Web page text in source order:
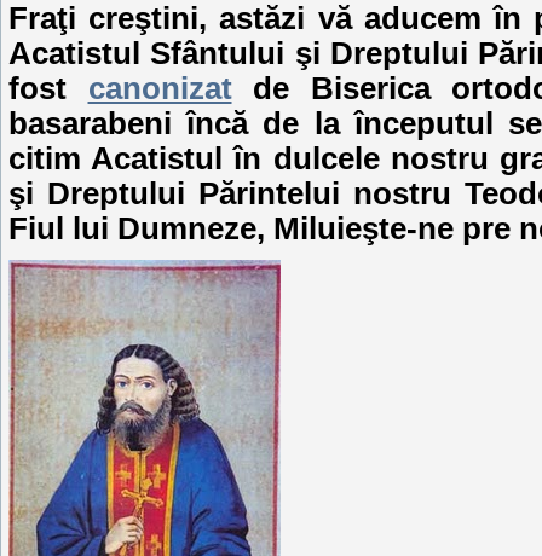
Fraţi creştini, astăzi vă aducem în
Acatistul Sfântului şi Dreptului
fost canonizatde Biserica
basarabeni încă de la începutul
citim Acatistul în dulcele nostru
şi Dreptului Părintelui nostru
Fiul lui Dumneze, Miluieşte-ne pre